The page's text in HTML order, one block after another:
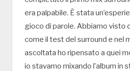
era palpabile. È stata
gioco di parole. Abbiamo visto
come il test del surround e nel
ascoltata ho ripensato a quei
io stavamo mixando l’album in